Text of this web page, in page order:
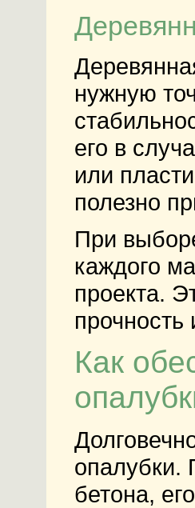
нужную
его в
или
полезно
При
каждого
проекта.
прочность
Как
опалубки.
бетона,